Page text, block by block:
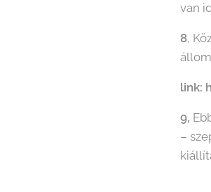
van
8,
link:
9,
–